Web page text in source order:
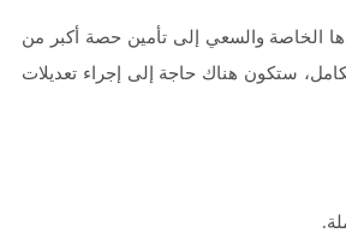
الخاصة والسعي إلى تأمين حصة أكبر من
ستكون هناك حاجة إلى إجراء تعديلات